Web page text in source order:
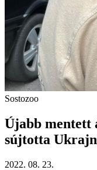
Sostozoo
Újabb mentett
sújtotta
2022. 08. 23.